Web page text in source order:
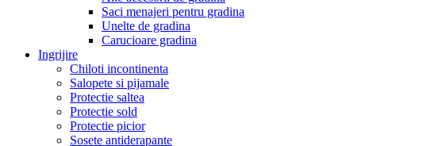
Saci menajeri pentru gradina
Unelte de gradina
Carucioare gradina
Ingrijire
Chiloti incontinenta
Salopete si pijamale
Protectie saltea
Protectie sold
Protectie picior
Sosete antiderapante